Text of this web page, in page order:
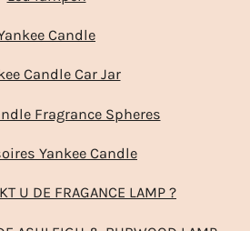
Candle
Candle Car Jar
Fragrance Spheres
Yankee Candle
U DE FRAGANCE LAMP ?